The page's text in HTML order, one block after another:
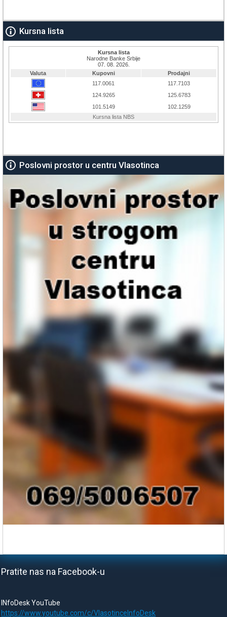
Kursna lista
Poslovni prostor u centru Vlasotinca
Pratite nas na Facebook-u
INfoDesk YouTube
https://www.youtube.com/c/VlasotinceInfoDesk